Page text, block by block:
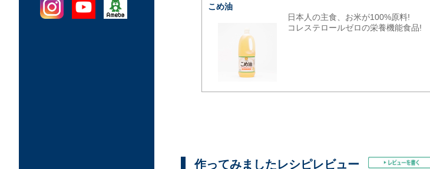
こめ油
日本人の主食、お米が100%原料!
コレステロールゼロの栄養機能食品!
作ってみましたレシピレビュー